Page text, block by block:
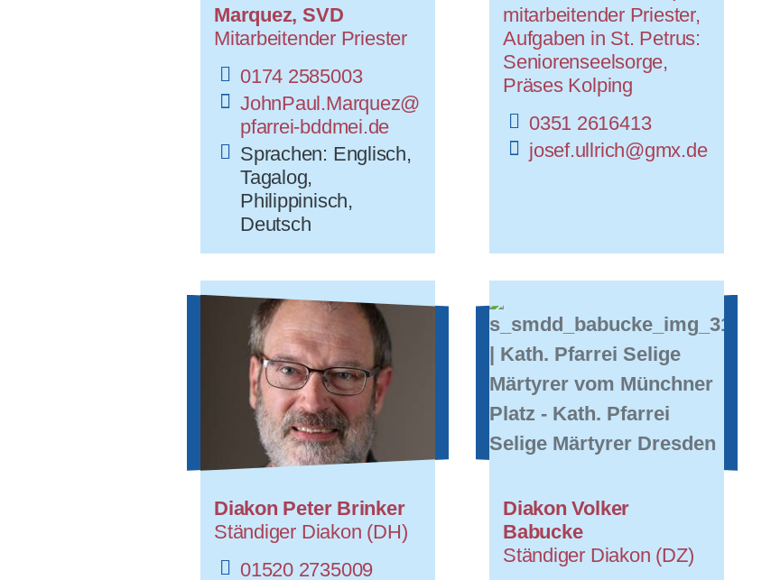
Marquez, SVD
Mitarbeitender Priester
0174 2585003
JohnPaul.Marquez@
pfarrei-bddmei.de
Sprachen: Englisch,
Tagalog,
Philippinisch,
Deutsch
mitarbeitender Priester,
Aufgaben in St. Petrus:
Seniorenseelsorge,
Präses Kolping
0351 2616413
josef.ullrich@gmx.de
Diakon Peter Brinker
Ständiger Diakon (DH)
01520 2735009
Diakon Volker
Babucke
Ständiger Diakon (DZ)